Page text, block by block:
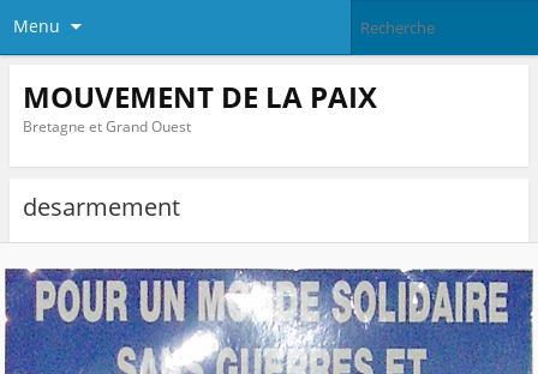
Menu
MOUVEMENT DE LA PAIX
Bretagne et Grand Ouest
desarmement